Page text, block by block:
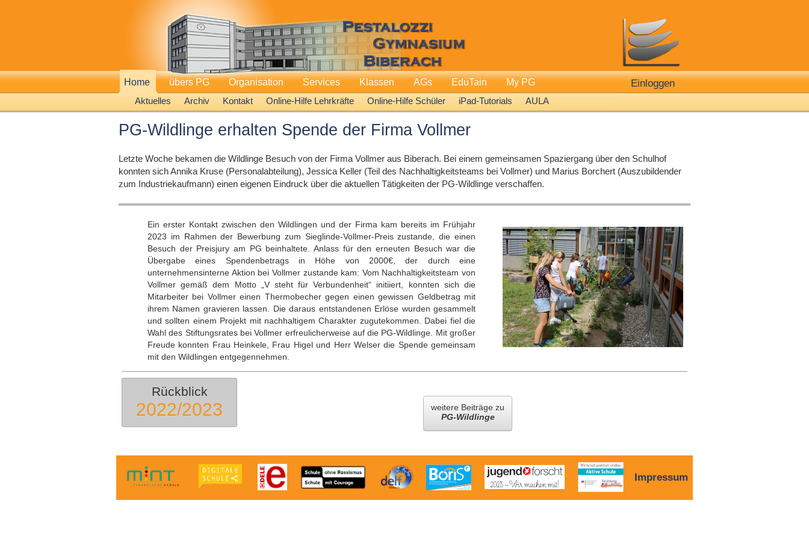
Home
Aktuelles
Archiv Kontakt Online-Hilfe Lehrkräfte Online-Hilfe Schüler iPad-Tutorials AULA
übers PG Organisation Services Klassen AGs EduTain My PG Einloggen
PG-Wildlinge erhalten Spende der Firma Vollmer
Letzte Woche bekamen die Wildlinge Besuch von der Firma Vollmer aus Biberach. Bei einem gemeinsamen Spaziergang über den Schulhof
konnten sich Annika Kruse (Personalabteilung), Jessica Keller (Teil des Nachhaltigkeitsteams bei Vollmer) und Marius Borchert (Auszubildender
zum Industriekaufmann) einen eigenen Eindruck über die aktuellen Tätigkeiten der PG-Wildlinge verschaffen.
Ein erster Kontakt zwischen den Wildlingen und der Firma kam bereits im Frühjahr
2023 im Rahmen der Bewerbung zum Sieglinde-Vollmer-Preis zustande, die einen
Besuch der Preisjury am PG beinhaltete. Anlass für den erneuten Besuch war die
Übergabe eines Spendenbetrags in Höhe von 2000€, der durch eine
unternehmensinterne Aktion bei Vollmer zustande kam: Vom Nachhaltigkeitsteam von
Vollmer gemäß dem Motto „V steht für Verbundenheit“ initiiert, konnten sich die
Mitarbeiter bei Vollmer einen Thermobecher gegen einen gewissen Geldbetrag mit
ihrem Namen gravieren lassen. Die daraus entstandenen Erlöse wurden gesammelt
und sollten einem Projekt mit nachhaltigem Charakter zugutekommen. Dabei fiel die
Wahl des Stiftungsrates bei Vollmer erfreulicherweise auf die PG-Wildlinge. Mit großer
Freude konnten Frau Heinkele, Frau Higel und Herr Welser die Spende gemeinsam
mit den Wildlingen entgegennehmen.
Rückblick
2022/2023
weitere Beiträge zu
PG-Wildlinge
Impressum